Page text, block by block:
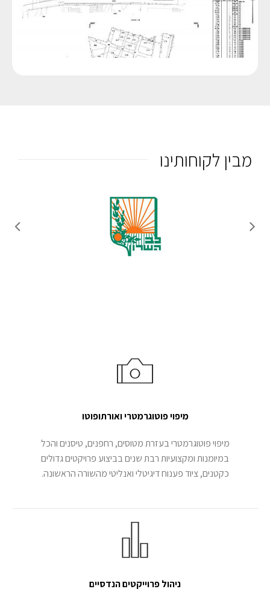
מבין לקוחותינו
מיפוי פוטוגרמטרי ואורתופוטו
מיפוי פוטוגרמטרי בעזרת מטוסים, רחפנים, טיסנים והכל
במיומנות ומקצועיות רבת שנים בביצוע פרויקטים גדולים
כקטנים, ציוד פענוח דיגיטלי ואנליטי מהשורה הראשונה.
ניהול פרוייקטים הנדסיים